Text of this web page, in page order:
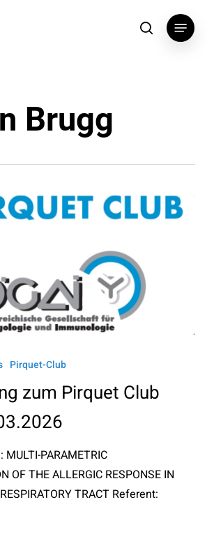
search
Menu
Brugg
Pirquet-Club
zum Pirquet Club
PARAMETRIC
OF THE ALLERGIC RESPONSE IN
TRACT Referent: